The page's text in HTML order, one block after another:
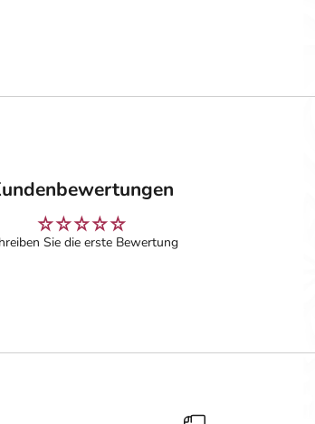
Sie die erste Bewertung